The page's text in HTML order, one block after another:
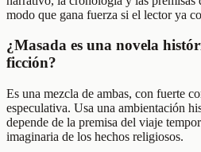
modo que gana fuerza si el lector ya
¿Masada es una novela
ficción?
Es una mezcla de ambas, con fuerte
especulativa. Usa una ambientación
depende de la premisa del viaje
imaginaria de los hechos religiosos.